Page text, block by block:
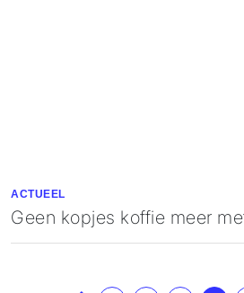
ACTUEEL
Geen kopjes koffie meer